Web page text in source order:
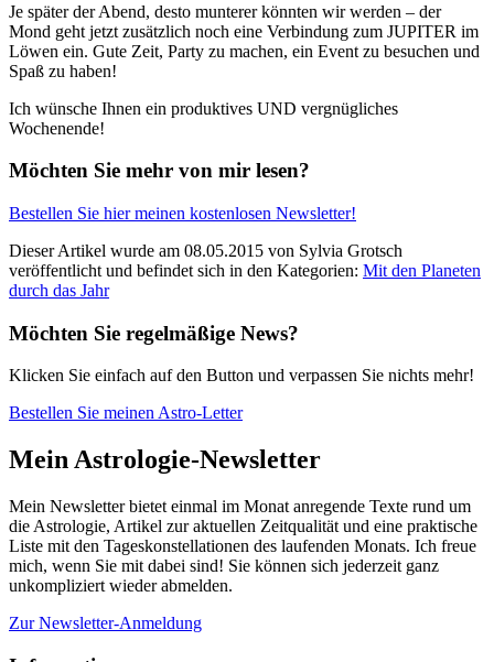
Je später der Abend, desto munterer könnten wir werden – der
Mond geht jetzt zusätzlich noch eine Verbindung zum JUPITER im
Löwen ein. Gute Zeit, Party zu machen, ein Event zu besuchen und
Spaß zu haben!
Ich wünsche Ihnen ein produktives UND vergnügliches
Wochenende!
Möchten Sie mehr von mir lesen?
Bestellen Sie hier meinen kostenlosen Newsletter!
Dieser Artikel wurde am 08.05.2015 von Sylvia Grotsch
veröffentlicht und befindet sich in den Kategorien: Mit den Planeten
durch das Jahr
Möchten Sie regelmäßige News?
Klicken Sie einfach auf den Button und verpassen Sie nichts mehr!
Bestellen Sie meinen Astro-Letter
Mein Astrologie-Newsletter
Mein Newsletter bietet einmal im Monat anregende Texte rund um
die Astrologie, Artikel zur aktuellen Zeitqualität und eine praktische
Liste mit den Tageskonstellationen des laufenden Monats. Ich freue
mich, wenn Sie mit dabei sind! Sie können sich jederzeit ganz
unkompliziert wieder abmelden.
Zur Newsletter-Anmeldung